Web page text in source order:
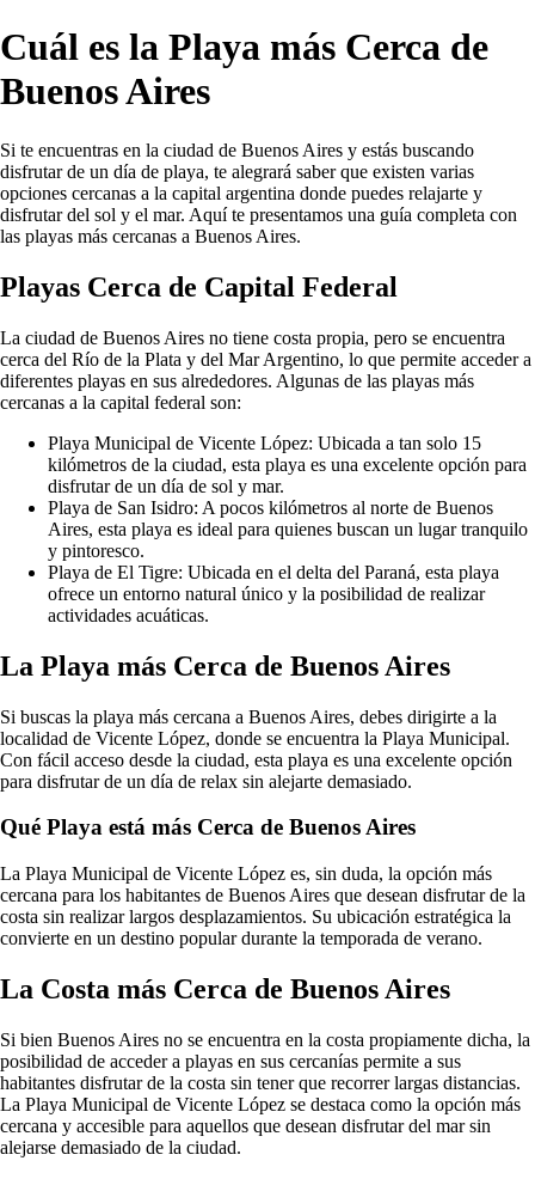
Cuál es la Playa más Cerca de
Buenos Aires
Si te encuentras en la ciudad de Buenos Aires y estás buscando
disfrutar de un día de playa, te alegrará saber que existen varias
opciones cercanas a la capital argentina donde puedes relajarte y
disfrutar del sol y el mar. Aquí te presentamos una guía completa con
las playas más cercanas a Buenos Aires.
Playas Cerca de Capital Federal
La ciudad de Buenos Aires no tiene costa propia, pero se encuentra
cerca del Río de la Plata y del Mar Argentino, lo que permite acceder a
diferentes playas en sus alrededores. Algunas de las playas más
cercanas a la capital federal son:
Playa Municipal de Vicente López: Ubicada a tan solo 15
kilómetros de la ciudad, esta playa es una excelente opción para
disfrutar de un día de sol y mar.
Playa de San Isidro: A pocos kilómetros al norte de Buenos
Aires, esta playa es ideal para quienes buscan un lugar tranquilo
y pintoresco.
Playa de El Tigre: Ubicada en el delta del Paraná, esta playa
ofrece un entorno natural único y la posibilidad de realizar
actividades acuáticas.
La Playa más Cerca de Buenos Aires
Si buscas la playa más cercana a Buenos Aires, debes dirigirte a la
localidad de Vicente López, donde se encuentra la Playa Municipal.
Con fácil acceso desde la ciudad, esta playa es una excelente opción
para disfrutar de un día de relax sin alejarte demasiado.
Qué Playa está más Cerca de Buenos Aires
La Playa Municipal de Vicente López es, sin duda, la opción más
cercana para los habitantes de Buenos Aires que desean disfrutar de la
costa sin realizar largos desplazamientos. Su ubicación estratégica la
convierte en un destino popular durante la temporada de verano.
La Costa más Cerca de Buenos Aires
Si bien Buenos Aires no se encuentra en la costa propiamente dicha, la
posibilidad de acceder a playas en sus cercanías permite a sus
habitantes disfrutar de la costa sin tener que recorrer largas distancias.
La Playa Municipal de Vicente López se destaca como la opción más
cercana y accesible para aquellos que desean disfrutar del mar sin
alejarse demasiado de la ciudad.